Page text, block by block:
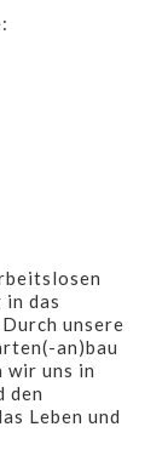
das
unsere
an)bau
wir uns in
den
Leben und